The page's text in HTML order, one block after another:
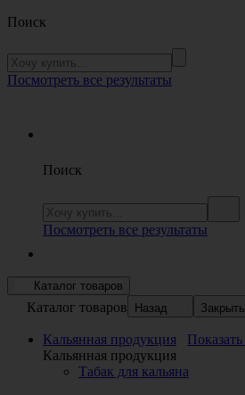
Поиск
Посмотреть все результаты
Поиск
Посмотреть все результаты
Каталог товаров
Каталог товаров Назад Закрыть
Кальянная продукция
Кальянная продукция
Табак для кальяна